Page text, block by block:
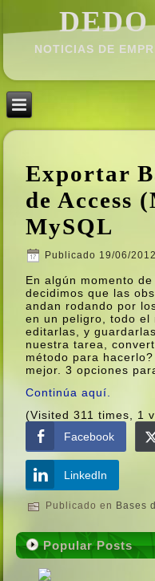
NOTICIAS DE
Exportar
de Access
MySQL
Publicado 19/06/2012
En algún momento
decidimos que las
andan rodando por
en un peligro, todo el
editarlas, y
nuestra tarea,
método para
mejor. 3 opciones
Continúa aquí­.
(Visited 311 times, 1
Facebook
LinkedIn
Publicado en Bases
Popular Posts